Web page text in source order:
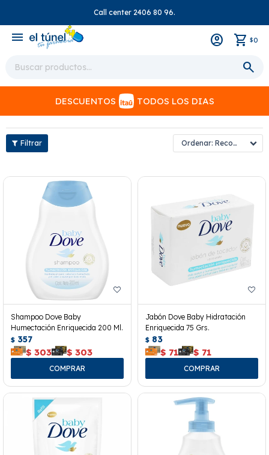
Call center 2406 80 96.
menu $0
DESCUENTOS TODOS LOS DIAS
Recomendados
Shampoo Dove Baby
Humectación Enriquecida 200 Ml.
$ 357
$ 303 $ 303
Jabón Dove Baby Hidratación
Enriquecida 75 Grs.
$ 83
$ 71 $ 71
close